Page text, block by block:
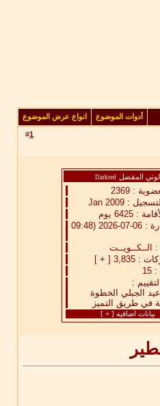
أدوات الموضوع انواع عرض الموضوع
#1
لوني المفضل Darkred
:
2369
:
Jan 2009
: 6425 يوم
:
06-07-2026 (09:48
: الــكــويــت
:
3,835 [
+
]
:
15
:
بيانات اضافيه [+
]